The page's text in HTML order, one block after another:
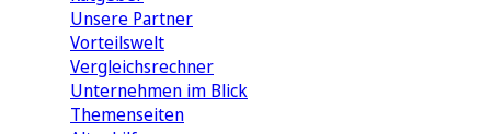
Unsere Partner
Vorteilswelt
Vergleichsrechner
Unternehmen im Blick
Themenseiten